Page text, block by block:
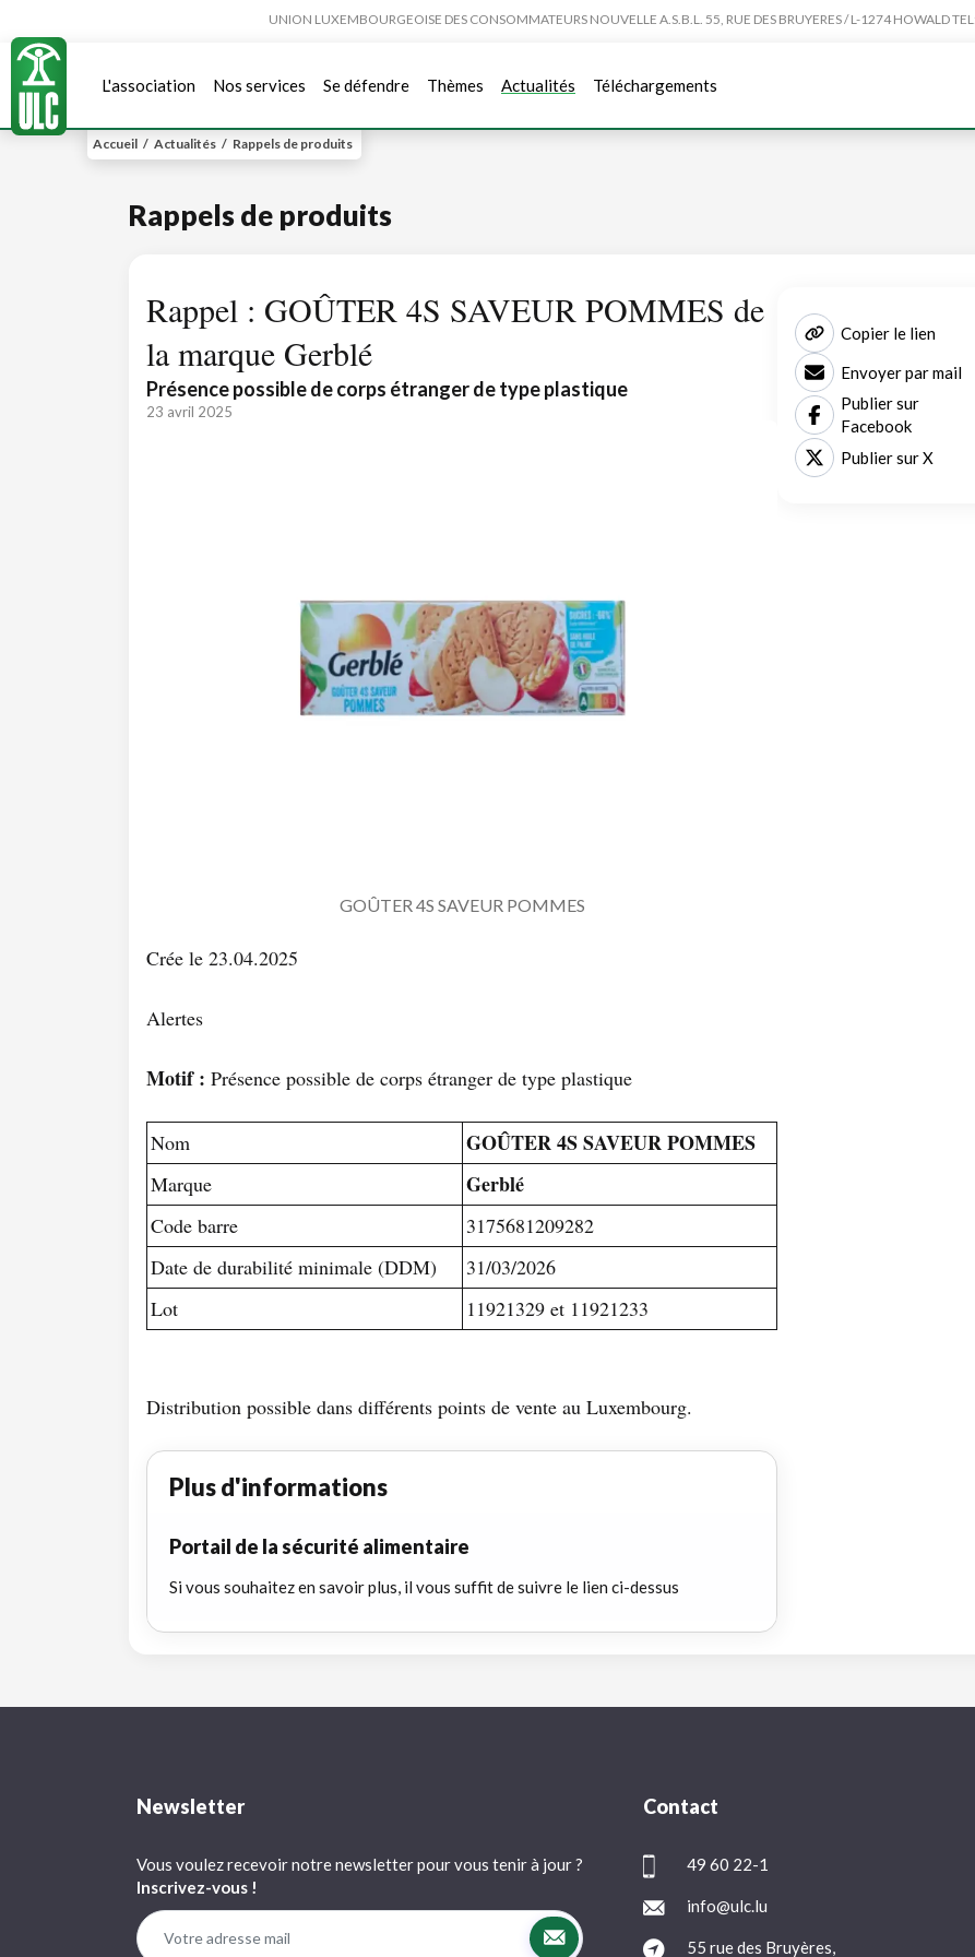
UNION LUXEMBOURGEOISE DES CONSOMMATEURS NOUVELLE A.S.B.L. 55, RUE DES BRUYERES / L-1274 HOWALD
L'association Nos services Se défendre Thèmes Actualités Téléchargements
Accueil / Actualités / Rappels de produits
Rappels de produits
Rappel : GOÛTER 4S SAVEUR POMMES de
la marque Gerblé
Présence possible de corps étranger de type plastique
23 avril 2025
GOÛTER 4S SAVEUR POMMES
Crée le 23.04.2025
Alertes
Motif : Présence possible de corps étranger de type plastique
Nom GOÛTER 4S SAVEUR POMMES
Marque Gerblé
Code barre
3175681209282
Date de durabilité minimale (DDM)
31/03/2026
Lot
11921329 et 11921233
Distribution possible dans différents points de vente au Luxembourg.
Plus d'informations
Portail de la sécurité alimentaire
Si vous souhaitez en savoir plus, il vous suffit de suivre le lien ci-dessus
Copier le lien
Envoyer par mail
Publier sur
Facebook
Publier sur X
Newsletter
Vous voulez recevoir notre newsletter pour vous tenir à jour ?
Inscrivez-vous !
Contact
49 60 22-1
info@ulc.lu
55 rue des Bruyères,